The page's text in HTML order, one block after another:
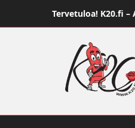
Tervetuloa! K20.fi